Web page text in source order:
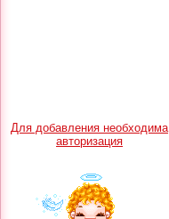
Для добавления необходима
авторизация